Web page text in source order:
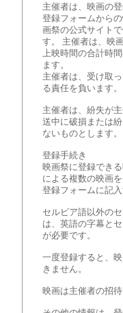
主催者は、映画の
登録フォームから
画祭の公式サイト
す。 主催者は、映
上映時間の合計時
ます。
主催者は、受け取
る責任を負います。
主催者は、紛失が
送中に破損または
ないものとします。
登録手続き
映画祭に登録でき
による複数の映画
登録フォームに記
セルビア語以外の
は、英語の字幕と
が必要です。
一度登録すると、
きません。
映画は主催者の招